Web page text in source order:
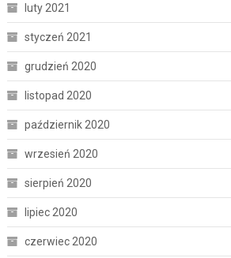
luty 2021
styczeń 2021
grudzień 2020
listopad 2020
październik 2020
wrzesień 2020
sierpień 2020
lipiec 2020
czerwiec 2020